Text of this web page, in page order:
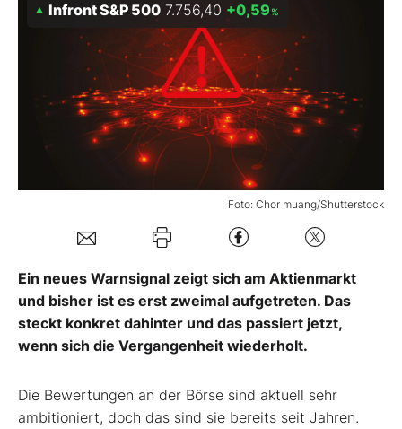
Experten
Mein B:O
Mein Konto
Foto: Chor muang/Shutterstock
Infront S&P 500 7.756,40 +0,59 %
Ein neues Warnsignal zeigt sich am Aktienmarkt
und bisher ist es erst zweimal aufgetreten. Das
steckt konkret dahinter und das passiert jetzt,
wenn sich die Vergangenheit wiederholt.
Die Bewertungen an der Börse sind aktuell sehr
ambitioniert, doch das sind sie bereits seit Jahren.